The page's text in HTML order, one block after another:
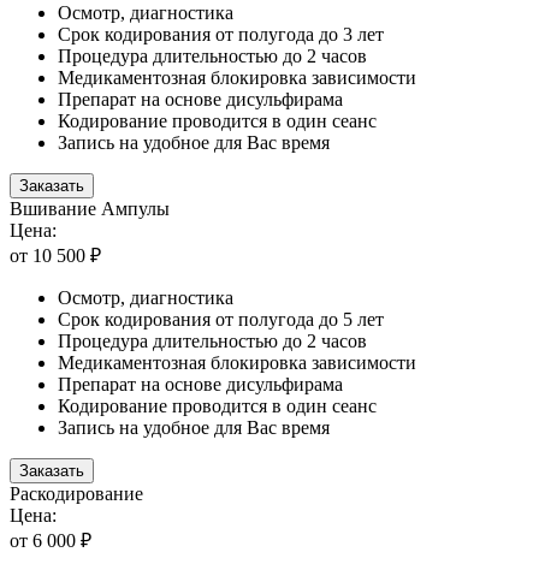
Осмотр, диагностика
Срок кодирования от полугода до 3 лет
Процедура длительностью до 2 часов
Медикаментозная блокировка зависимости
Препарат на основе дисульфирама
Кодирование проводится в один сеанс
Запись на удобное для Вас время
Заказать
Вшивание Ампулы
Цена:
от 10 500 ₽
Осмотр, диагностика
Срок кодирования от полугода до 5 лет
Процедура длительностью до 2 часов
Медикаментозная блокировка зависимости
Препарат на основе дисульфирама
Кодирование проводится в один сеанс
Запись на удобное для Вас время
Заказать
Раскодирование
Цена:
от 6 000 ₽